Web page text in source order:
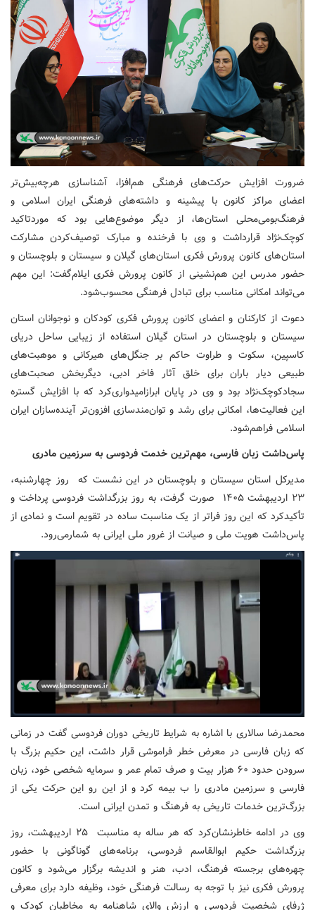
ضرورت افزایش حرکت‌های فرهنگی هم‌افزا، آشناسازی هرچه‌بیش‌تر
اعضای مراکز کانون با پیشینه و داشته‌های فرهنگی ایران اسلامی و
فرهنگ‌بومی‌محلی استان‌ها، از دیگر موضوع‌هایی بود که موردتاکید
کوچک‌نژاد قرارداشت و وی با فرخنده و مبارک توصیف‌کردن مشارکت
استان‌های کانون پرورش فکری استان‌های گیلان و سیستان و بلوچستان و
حضور مدرس این هم‌نشینی از کانون پرورش فکری ایلام‌گفت: این مهم
می‌تواند امکانی مناسب برای تبادل فرهنگی محسوب‌شود.
دعوت از کارکنان و اعضای کانون پرورش فکری کودکان و نوجوانان استان
سیستان و بلوچستان در استان گیلان استفاده از زیبایی ساحل دریای
کاسپین، سکوت و طراوت حاکم بر جنگل‌های هیرکانی و موهبت‌های
طبیعی دیار باران برای خلق آثار فاخر ادبی، دیگربخش صحبت‌های
سجادکوچک‌نژاد بود و وی در پایان ابرازامیدواری‌کرد که با افزایش گستره
این فعالیت‌ها، امکانی برای رشد و توان‌مندسازی افزون‌تر آینده‌سازان ایران
اسلامی فراهم‌شود.
پاس‌داشت زبان فارسی، مهم‌ترین خدمت فردوسی به سرزمین مادری
مدیرکل استان سیستان و بلوچستان در این نشست که روز چهارشنبه،
۲۳ اردیبهشت ۱۴۰۵ صورت گرفت، به روز بزرگداشت فردوسی پرداخت و
تأکیدکرد که این روز فراتر از یک مناسبت ساده در تقویم است و نمادی از
پاس‌داشت هویت ملی و صیانت از غرور ملی ایرانی به شمارمی‌رود.
محمدرضا سالاری با اشاره به شرایط تاریخی دوران فردوسی گفت در زمانی
که زبان فارسی در معرض خطر فراموشی قرار داشت، این حکیم بزرگ با
سرودن حدود ۶۰ هزار بیت و صرف تمام عمر و سرمایه شخصی خود، زبان
فارسی و سرزمین مادری را ب بیمه کرد و از این رو این حرکت یکی از
بزرگ‌ترین خدمات تاریخی به فرهنگ و تمدن ایرانی است.
وی در ادامه خاطرنشان‌کرد که هر ساله به مناسبت ۲۵ اردیبهشت، روز
بزرگداشت حکیم ابوالقاسم فردوسی، برنامه‌های گوناگونی با حضور
چهره‌های برجسته فرهنگ، ادب، هنر و اندیشه برگزار می‌شود و کانون
پرورش فکری نیز با توجه به رسالت فرهنگی خود، وظیفه دارد برای معرفی
ژرفای شخصیت فردوسی و ارزش والای شاهنامه به مخاطبان کودک و